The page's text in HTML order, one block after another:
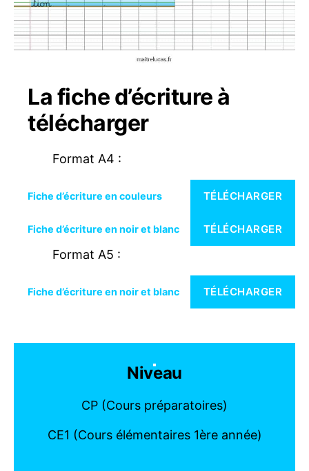
La fiche d’écriture à
télécharger
Format A4 :
Fiche d’écriture en couleurs TÉLÉCHARGER
Fiche d’écriture en noir et blanc TÉLÉCHARGER
Format A5 :
Fiche d’écriture en noir et blanc TÉLÉCHARGER
Niveau
CP (Cours préparatoires)
CE1 (Cours élémentaires 1ère année)